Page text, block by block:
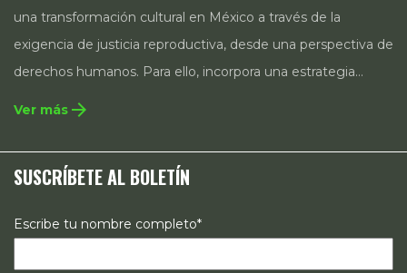
una transformación cultural en México a través de la
exigencia de justicia reproductiva, desde una perspectiva de
derechos humanos. Para ello, incorpora una estrategia
integral que contempla la incidencia en legislación y
estrategias de comunicación e investigación sobre el
estado de los derechos reproductivos en México.
Ver más arrow_forward
SUSCRÍBETE AL BOLETÍN
Escribe tu nombre completo*